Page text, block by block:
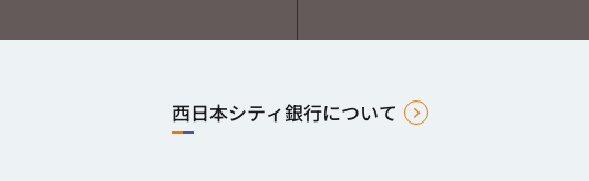
西日本シティ銀行について